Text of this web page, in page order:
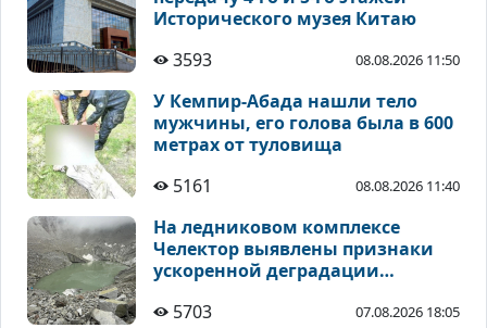
Исторического музея Китаю
3593
08.08.2026 11:50
У Кемпир-Абада нашли тело
мужчины, его голова была в 600
метрах от туловища
5161
08.08.2026 11:40
На ледниковом комплексе
Челектор выявлены признаки
ускоренной деградации
5703
07.08.2026 18:05